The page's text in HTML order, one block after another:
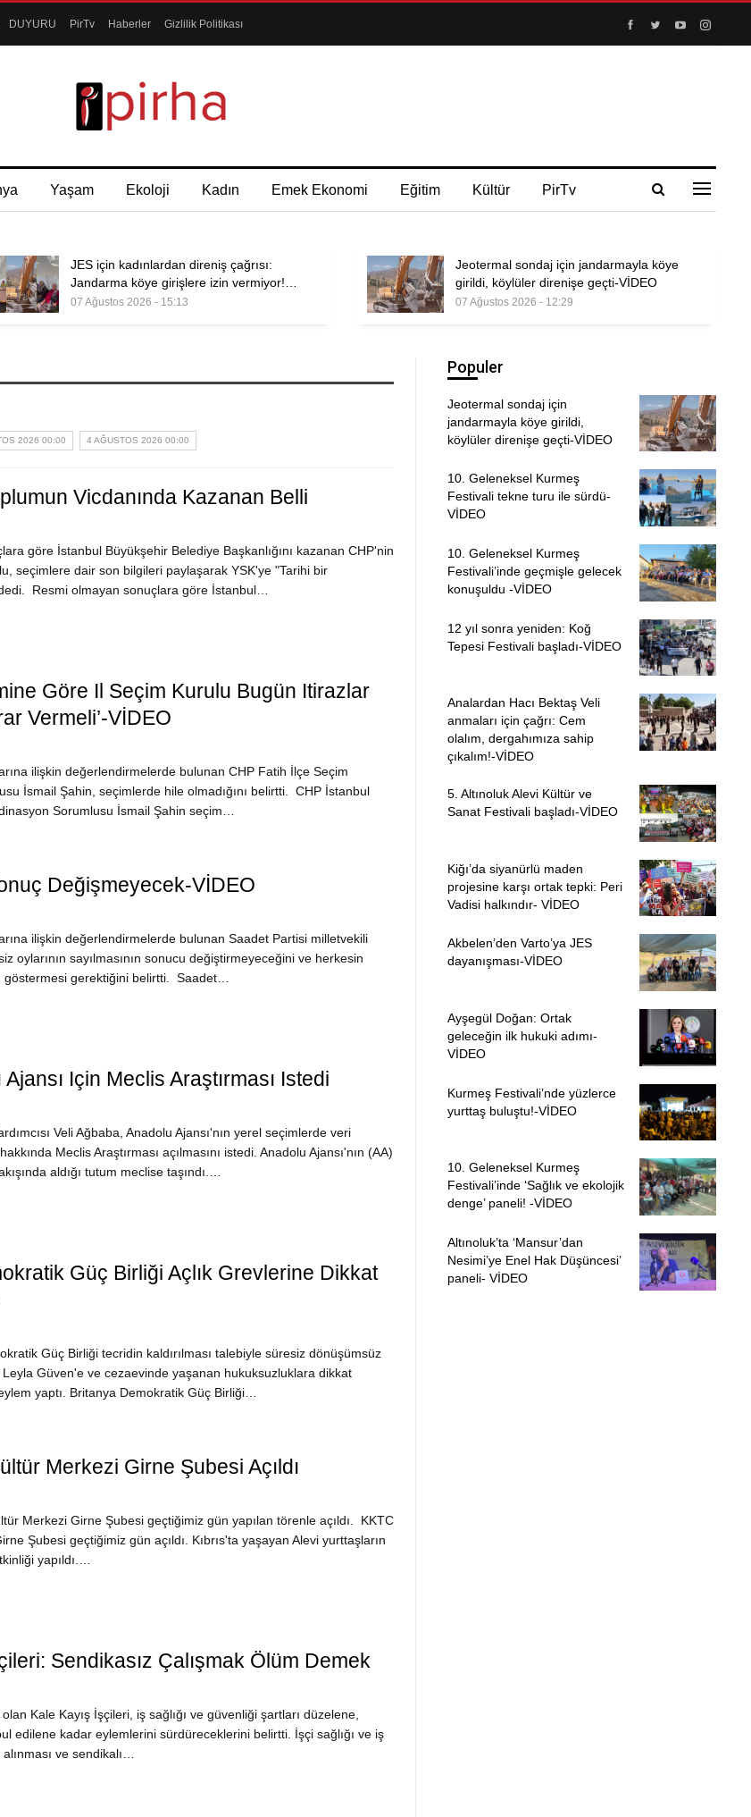
DUYURU PirTv Haberler Gizlilik Politikası
Yaşam Ekoloji Kadın Emek Ekonomi Eğitim Kültür PirTv
JES için kadınlardan direniş çağrısı:
Jandarma köye girişlere izin vermiyor!…
07 Ağustos 2026 - 15:13
Jeotermal sondaj için jandarmayla köye
girildi, köylüler direnişe geçti-VİDEO
07 Ağustos 2026 - 12:29
2026 00:00 4 AĞUSTOS 2026 00:00
Vicdanında Kazanan Belli
göre İstanbul Büyükşehir Belediye Başkanlığını kazanan CHP'nin
seçimlere dair son bilgileri paylaşarak YSK'ye "Tarihi bir
Resmi olmayan sonuçlara göre İstanbul…
Göre Il Seçim Kurulu Bugün Itirazlar
Vermeli’-VİDEO
ilişkin değerlendirmelerde bulunan CHP Fatih İlçe Seçim
İsmail Şahin, seçimlerde hile olmadığını belirtti. CHP İstanbul
Sorumlusu İsmail Şahin seçim…
Değişmeyecek-VİDEO
ilişkin değerlendirmelerde bulunan Saadet Partisi milletvekili
oylarının sayılmasının sonucu değiştirmeyeceğini ve herkesin
göstermesi gerektiğini belirtti. Saadet…
Için Meclis Araştırması Istedi
Veli Ağbaba, Anadolu Ajansı'nın yerel seçimlerde veri
Meclis Araştırması açılmasını istedi. Anadolu Ajansı'nın (AA)
aldığı tutum meclise taşındı.…
Güç Birliği Açlık Grevlerine Dikkat
Güç Birliği tecridin kaldırılması talebiyle süresiz dönüşümsüz
Güven'e ve cezaevinde yaşanan hukuksuzluklara dikkat
yaptı. Britanya Demokratik Güç Birliği…
Merkezi Girne Şubesi Açıldı
Merkezi Girne Şubesi geçtiğimiz gün yapılan törenle açıldı. KKTC
Şubesi geçtiğimiz gün açıldı. Kıbrıs'ta yaşayan Alevi yurttaşların
yapıldı.…
Sendikasız Çalışmak Ölüm Demek
Kale Kayış İşçileri, iş sağlığı ve güvenliği şartları düzelene,
edilene kadar eylemlerini sürdüreceklerini belirtti. İşçi sağlığı ve iş
ve sendikalı…
Populer
Jeotermal sondaj için
jandarmayla köye girildi,
köylüler direnişe geçti-VİDEO
10. Geleneksel Kurmeş
Festivali tekne turu ile sürdü-
VİDEO
10. Geleneksel Kurmeş
Festivali’inde geçmişle gelecek
konuşuldu -VİDEO
12 yıl sonra yeniden: Koğ
Tepesi Festivali başladı-VİDEO
Analardan Hacı Bektaş Veli
anmaları için çağrı: Cem
olalım, dergahımıza sahip
çıkalım!-VİDEO
5. Altınoluk Alevi Kültür ve
Sanat Festivali başladı-VİDEO
Kiğı’da siyanürlü maden
projesine karşı ortak tepki: Peri
Vadisi halkındır- VİDEO
Akbelen’den Varto’ya JES
dayanışması-VİDEO
Ayşegül Doğan: Ortak
geleceğin ilk hukuki adımı-
VİDEO
Kurmeş Festivali’nde yüzlerce
yurttaş buluştu!-VİDEO
10. Geleneksel Kurmeş
Festivali’inde ‘Sağlık ve ekolojik
denge’ paneli! -VİDEO
Altınoluk’ta ‘Mansur’dan
Nesimi’ye Enel Hak Düşüncesi’
paneli- VİDEO